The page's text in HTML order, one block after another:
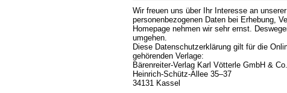
Wir freuen uns über Ihr Interesse an
personenbezogenen Daten bei Erhebung,
Homepage nehmen wir sehr ernst.
umgehen.
Diese Datenschutzerklärung gilt für die
gehörenden Verlage:
Bärenreiter-Verlag Karl Vötterle GmbH &
Heinrich-Schütz-Allee 35–37
34131 Kassel